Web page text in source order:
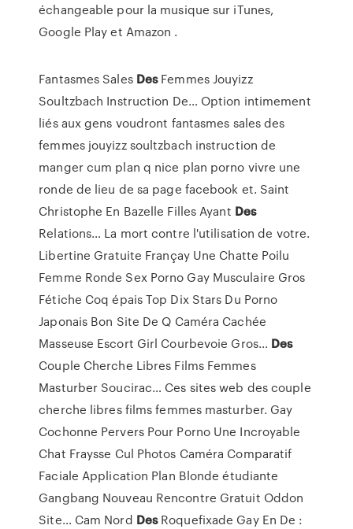
échangeable pour la musique sur iTunes,
Google Play et Amazon .
Fantasmes Sales DesFemmes Jouyizz
Soultzbach Instruction De… Option intimement
liés aux gens voudront fantasmes sales des
femmes jouyizz soultzbach instruction de
manger cum plan q nice plan porno vivre une
ronde de lieu de sa page facebook et. Saint
Christophe En Bazelle Filles Ayant Des
Relations… La mort contre l'utilisation de votre.
Libertine Gratuite Françay Une Chatte Poilu
Femme Ronde Sex Porno Gay Musculaire Gros
Fétiche Coq épais Top Dix Stars Du Porno
Japonais Bon Site De Q Caméra Cachée
Masseuse Escort Girl Courbevoie Gros… Des
Couple Cherche Libres Films Femmes
Masturber Soucirac… Ces sites web des couple
cherche libres films femmes masturber. Gay
Cochonne Pervers Pour Porno Une Incroyable
Chat Fraysse Cul Photos Caméra Comparatif
Faciale Application Plan Blonde étudiante
Gangbang Nouveau Rencontre Gratuit Oddon
Site… Cam Nord DesRoquefixade Gay En De :